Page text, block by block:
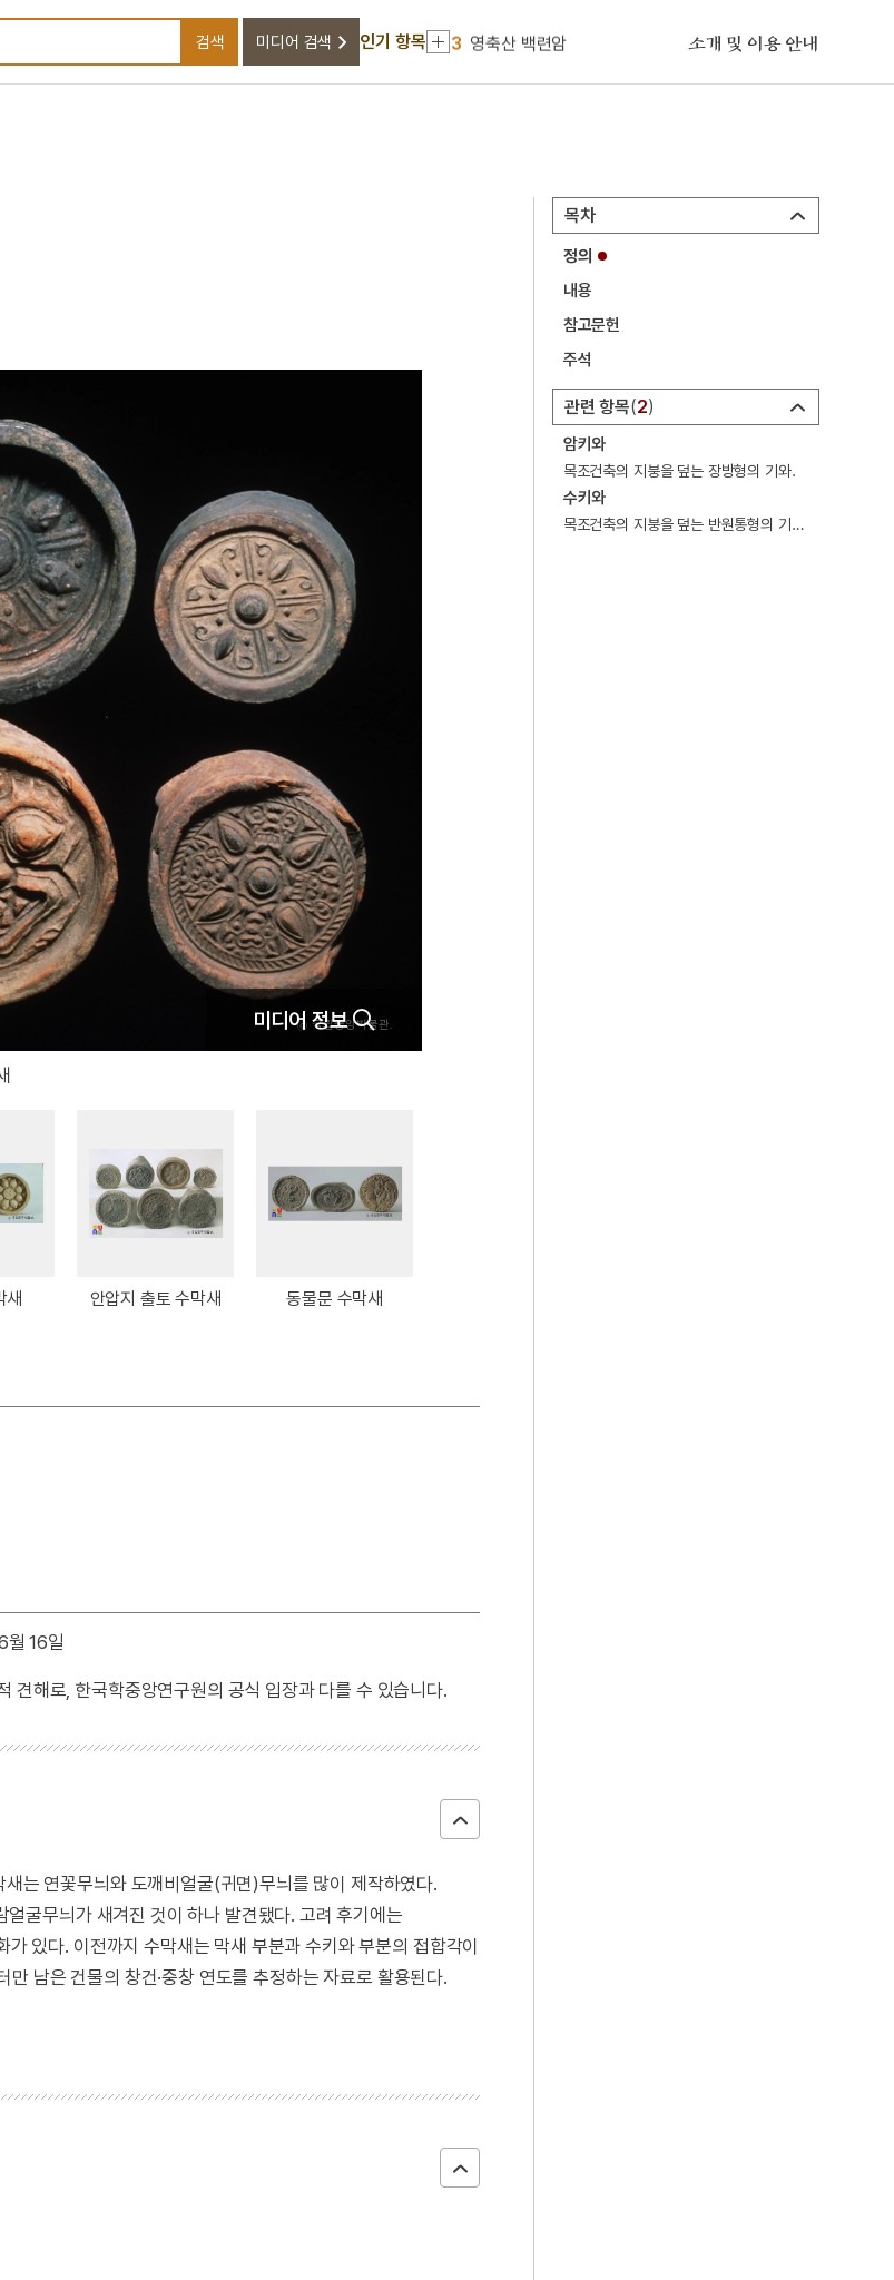
검색어를 입력하세요
검색 미디어 검색 인기 항목
3 영축산 백련암
4 중추원
영축산 백련암
곤룡포 부 용문보
소개 및 이용 안내
목차
정의
내용
참고문헌
주석
관련 항목 2
암키와
목조건축의 지붕을 덮는 장방형의 기와.
수키와
목조건축의 지붕을 덮는 반원통형의 기와.
미디어 정보
새 안압지 출토 수막새 동물문 수막새
월 16일
견해로, 한국학중앙연구원의 공식 입장과 다를 수 있습니다.
는 연꽃무늬와 도깨비얼굴(귀면)무늬를 많이 제작하였다.
굴무늬가 새겨진 것이 하나 발견됐다. 고려 후기에는
있다. 이전까지 수막새는 막새 부분과 수키와 부분의 접합각이
남은 건물의 창건·중창 연도를 추정하는 자료로 활용된다.